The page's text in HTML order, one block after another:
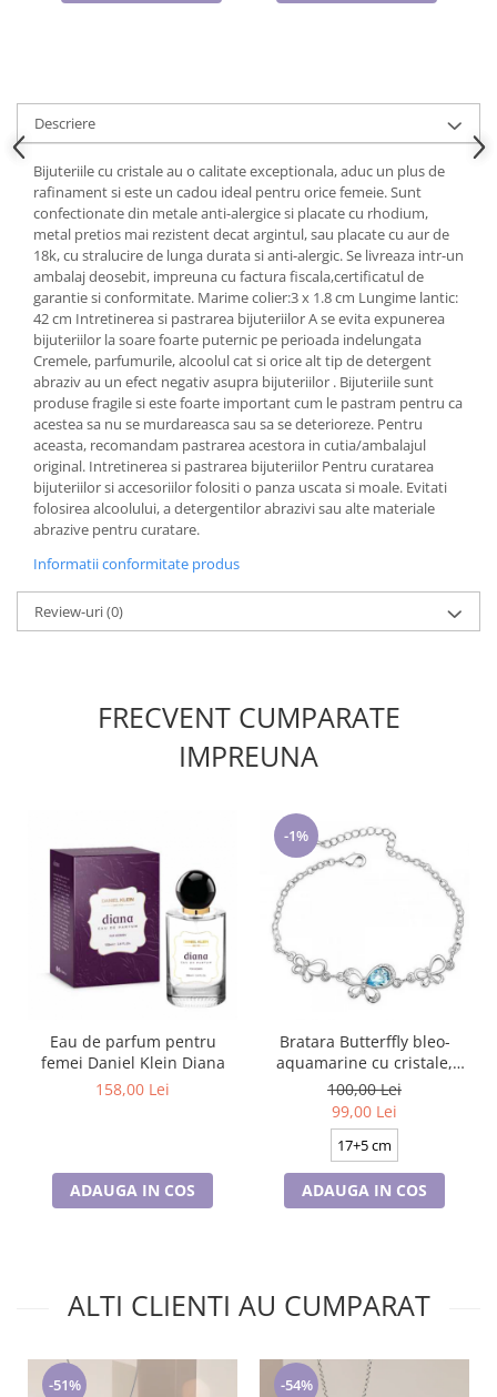
Cadouri pentru Doctori
Descriere
Bijuteriile cu cristale au o calitate exceptionala, aduc un plus de
rafinament si este un cadou ideal pentru orice femeie. Sunt
confectionate din metale anti-alergice si placate cu rhodium,
metal pretios mai rezistent decat argintul, sau placate cu aur de
18k, cu stralucire de lunga durata si anti-alergic. Se livreaza intr-un
ambalaj deosebit, impreuna cu factura fiscala,certificatul de
garantie si conformitate. Marime colier:3 x 1.8 cm Lungime lantic:
42 cm Intretinerea si pastrarea bijuteriilor A se evita expunerea
bijuteriilor la soare foarte puternic pe perioada indelungata
Cremele, parfumurile, alcoolul cat si orice alt tip de detergent
abraziv au un efect negativ asupra bijuteriilor . Bijuteriile sunt
produse fragile si este foarte important cum le pastram pentru ca
acestea sa nu se murdareasca sau sa se deterioreze. Pentru
aceasta, recomandam pastrarea acestora in cutia/ambalajul
original. Intretinerea si pastrarea bijuteriilor Pentru curatarea
bijuteriilor si accesoriilor folositi o panza uscata si moale. Evitati
folosirea alcoolului, a detergentilor abrazivi sau alte materiale
abrazive pentru curatare.
Informatii conformitate produs
Review-uri(0)
FRECVENT CUMPARATE
IMPREUNA
Eau de parfum pentru
femei Daniel Klein Diana
158,00 Lei
ADAUGA IN COS
-1%
Bratara Butterffly bleo-
aquamarine cu cristale,
placata cu aur 18K
100,00 Lei
99,00 Lei
17+5 cm
ADAUGA IN COS
ALTI CLIENTI AU CUMPARAT
-51% -54%